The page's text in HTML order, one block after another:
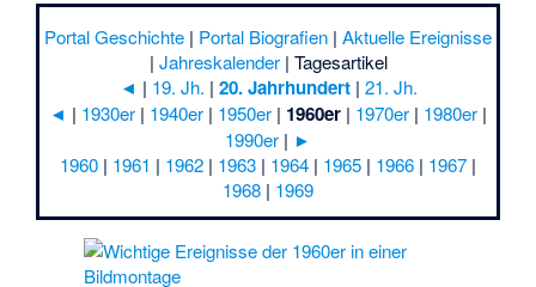
Portal Geschichte | Portal Biografien | Aktuelle Ereignisse
| Jahreskalender| Tagesartikel
◄ | 19. Jh. | 20. Jahrhundert| 21. Jh.
◄ | 1930er | 1940er | 1950er | 1960er | 1970er | 1980er |
1990er | ►
1960 | 1961 | 1962 | 1963 | 1964 | 1965 | 1966 | 1967 |
1968 | 1969